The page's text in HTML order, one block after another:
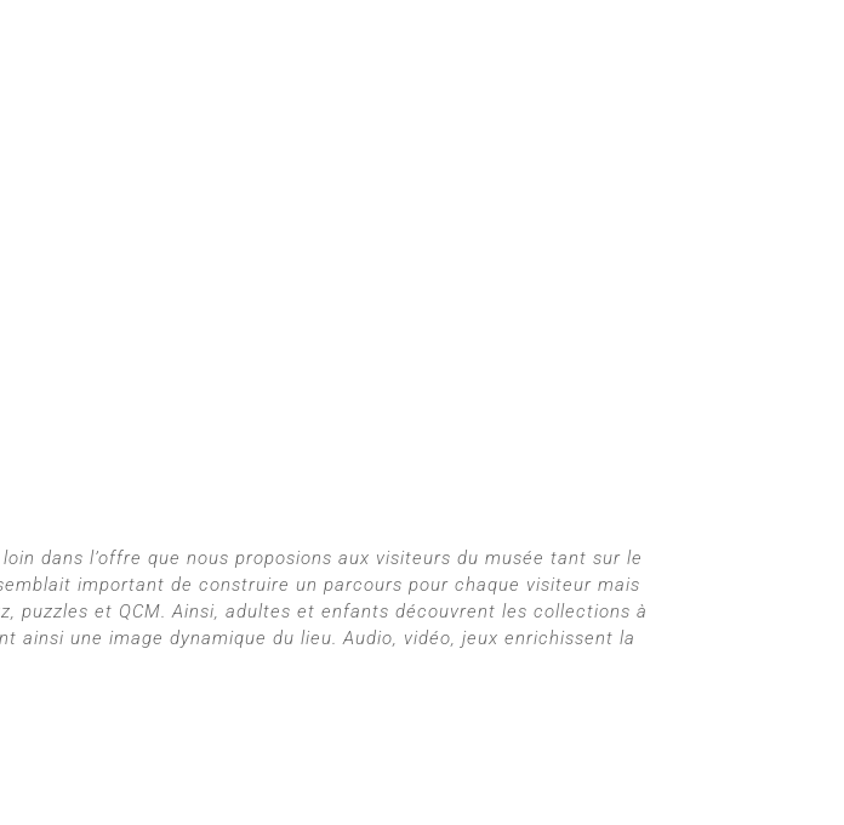
dans l’offre que nous proposions aux visiteurs du musée tant sur le
important de construire un parcours pour chaque visiteur mais
puzzles et QCM. Ainsi, adultes et enfants découvrent les collections à
une image dynamique du lieu. Audio, vidéo, jeux enrichissent la